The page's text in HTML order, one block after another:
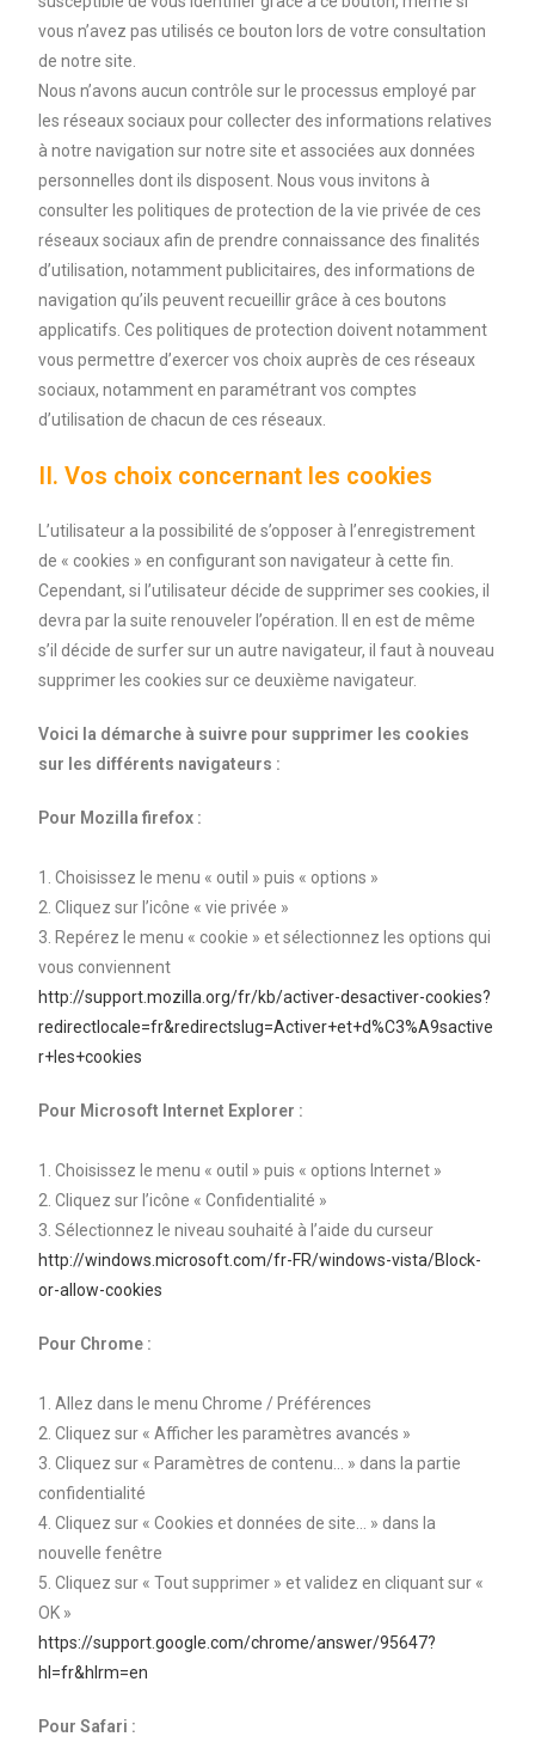
vous n’avez pas utilisés ce bouton lors de votre consultation
de notre site.
Nous n’avons aucun contrôle sur le processus employé par
les réseaux sociaux pour collecter des informations relatives
à notre navigation sur notre site et associées aux données
personnelles dont ils disposent. Nous vous invitons à
consulter les politiques de protection de la vie privée de ces
réseaux sociaux afin de prendre connaissance des finalités
d’utilisation, notamment publicitaires, des informations de
navigation qu’ils peuvent recueillir grâce à ces boutons
applicatifs. Ces politiques de protection doivent notamment
vous permettre d’exercer vos choix auprès de ces réseaux
sociaux, notamment en paramétrant vos comptes
d’utilisation de chacun de ces réseaux.
II. Vos choix concernant les cookies
L’utilisateur a la possibilité de s’opposer à l’enregistrement
de « cookies » en configurant son navigateur à cette fin.
Cependant, si l’utilisateur décide de supprimer ses cookies, il
devra par la suite renouveler l’opération. Il en est de même
s’il décide de surfer sur un autre navigateur, il faut à nouveau
supprimer les cookies sur ce deuxième navigateur.
Voici la démarche à suivre pour supprimer les cookies
sur les différents navigateurs :
Pour Mozilla firefox :
1. Choisissez le menu « outil » puis « options »
2. Cliquez sur l’icône « vie privée »
3. Repérez le menu « cookie » et sélectionnez les options qui
vous conviennent
http://support.mozilla.org/fr/kb/activer-desactiver-cookies?
redirectlocale=fr&redirectslug=Activer+et+d%C3%A9sactive
r+les+cookies
Pour Microsoft Internet Explorer :
1. Choisissez le menu « outil » puis « options Internet »
2. Cliquez sur l’icône « Confidentialité »
3. Sélectionnez le niveau souhaité à l’aide du curseur
http://windows.microsoft.com/fr-FR/windows-vista/Block-
or-allow-cookies
Pour Chrome :
1. Allez dans le menu Chrome / Préférences
2. Cliquez sur « Afficher les paramètres avancés »
3. Cliquez sur « Paramètres de contenu… » dans la partie
confidentialité
4. Cliquez sur « Cookies et données de site… » dans la
nouvelle fenêtre
5. Cliquez sur « Tout supprimer » et validez en cliquant sur «
OK »
https://support.google.com/chrome/answer/95647?
hl=fr&hlrm=en
Pour Safari :